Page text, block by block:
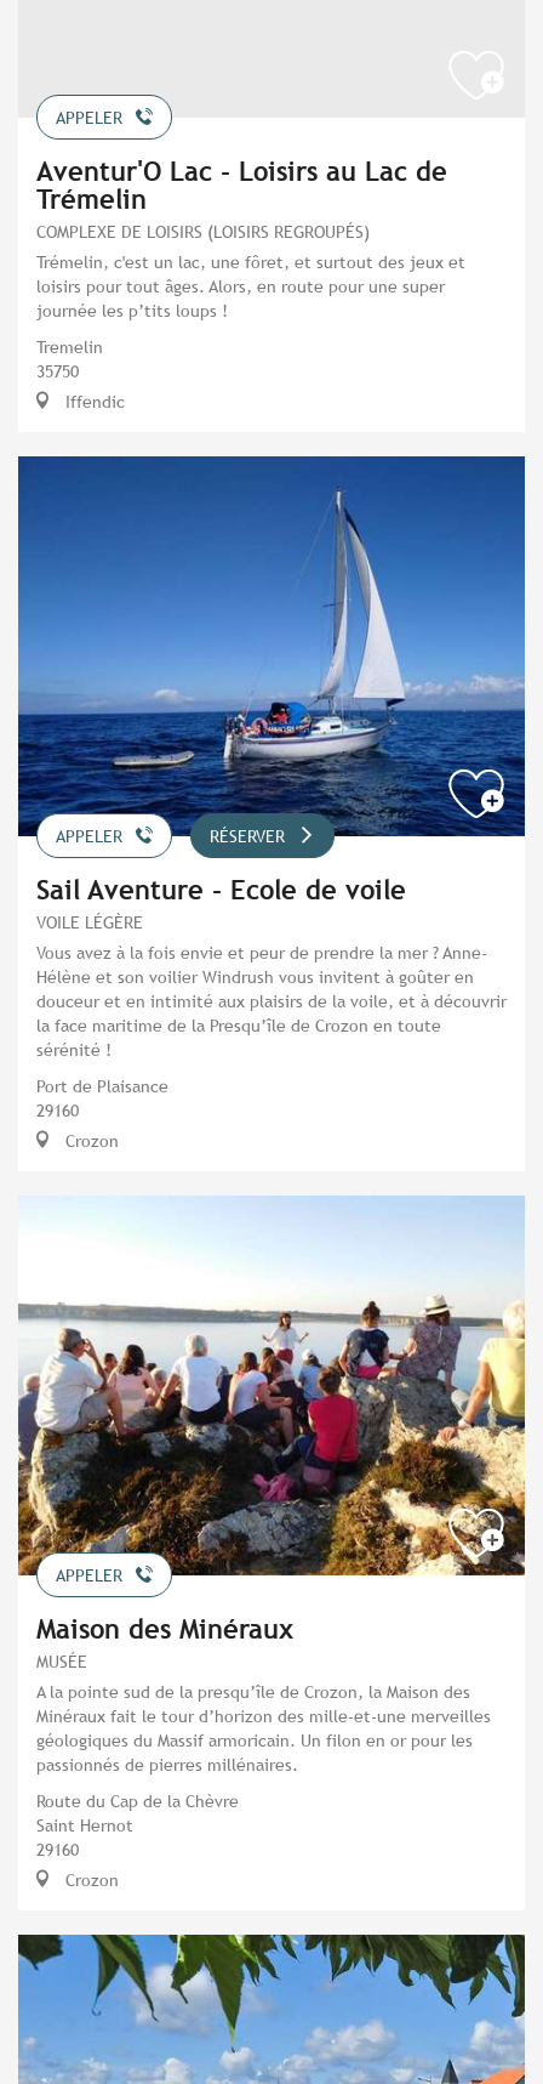
APPELER
Aventur'O Lac - Loisirs au Lac de
Trémelin
COMPLEXE DE LOISIRS (LOISIRS REGROUPÉS)
Trémelin, c'est un lac, une fôret, et surtout des jeux et
loisirs pour tout âges. Alors, en route pour une super
journée les p’tits loups !
Tremelin
35750
Iffendic
APPELER RÉSERVER
Sail Aventure - Ecole de voile
VOILE LÉGÈRE
Vous avez à la fois envie et peur de prendre la mer ? Anne-
Hélène et son voilier Windrush vous invitent à goûter en
douceur et en intimité aux plaisirs de la voile, et à découvrir
la face maritime de la Presqu’île de Crozon en toute
sérénité !
Port de Plaisance
29160
Crozon
APPELER
Maison des Minéraux
MUSÉE
A la pointe sud de la presqu’île de Crozon, la Maison des
Minéraux fait le tour d’horizon des mille-et-une merveilles
géologiques du Massif armoricain. Un filon en or pour les
passionnés de pierres millénaires.
Route du Cap de la Chèvre
Saint Hernot
29160
Crozon